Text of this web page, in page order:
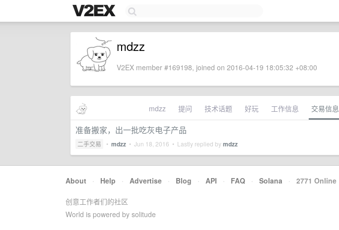
mdzz
V2EX member #169198, joined on 2016-04-19 18:05:32 +08:00
mdzz 提问 技术话题 好玩 工作信息 交易信息
准备搬家，出一批吃灰电子产品
二手交易 • mdzz • Jun 18, 2016 • Lastly replied bymdzz
About · Help · Advertise · Blog · API · FAQ · Solana · 2771 Online
创意工作者们的社区
World is powered by solitude